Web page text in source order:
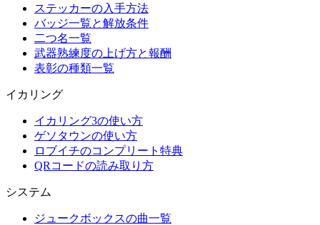
ステッカーの入手方法
バッジ一覧と解放条件
二つ名一覧
武器熟練度の上げ方と報酬
表彰の種類一覧
イカリング
イカリング3の使い方
ゲソタウンの使い方
ロブイチのコンプリート特典
QRコードの読み取り方
システム
ジュークボックスの曲一覧